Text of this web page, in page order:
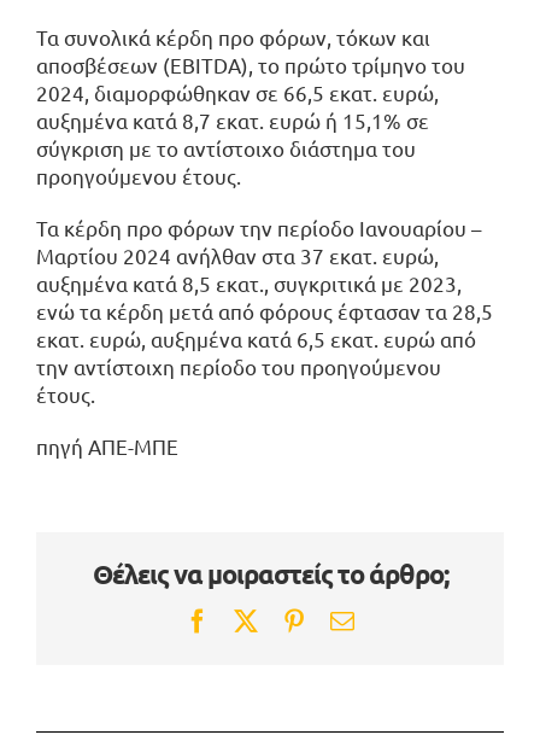
Τα συνολικά κέρδη προ φόρων, τόκων και
αποσβέσεων (EBITDA), το πρώτο τρίμηνο του
2024, διαμορφώθηκαν σε 66,5 εκατ. ευρώ,
αυξημένα κατά 8,7 εκατ. ευρώ ή 15,1% σε
σύγκριση με το αντίστοιχο διάστημα του
προηγούμενου έτους.
Τα κέρδη προ φόρων την περίοδο Ιανουαρίου –
Μαρτίου 2024 ανήλθαν στα 37 εκατ. ευρώ,
αυξημένα κατά 8,5 εκατ., συγκριτικά με 2023,
ενώ τα κέρδη μετά από φόρους έφτασαν τα 28,5
εκατ. ευρώ, αυξημένα κατά 6,5 εκατ. ευρώ από
την αντίστοιχη περίοδο του προηγούμενου
έτους.
πηγή ΑΠΕ-ΜΠΕ
Θέλεις να μοιραστείς το άρθρο;
Facebook
TwitterPinterest
Email